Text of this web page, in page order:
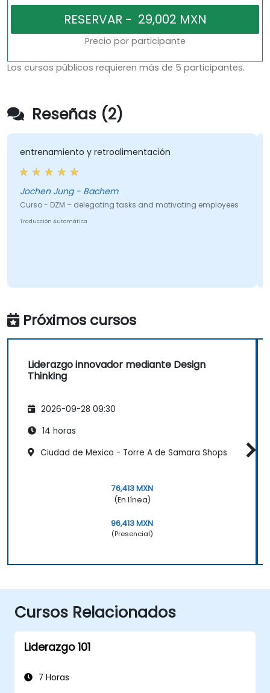
Precio por participante
Los cursos públicos requieren más de 5 participantes.
Reseñas (2)
entrenamiento y retroalimentación
Jochen Jung - Bachem
Curso - DZM – delegating tasks and motivating employees
Traducción Automática
Próximos cursos
Liderazgo innovador mediante Design
Thinking
2026-09-28 09:30
14 horas
Ciudad de Mexico - Torre A de Samara Shops
76,413 MXN
(En línea)
96,413 MXN
(Presencial)
Cursos Relacionados
Liderazgo 101
7 Horas